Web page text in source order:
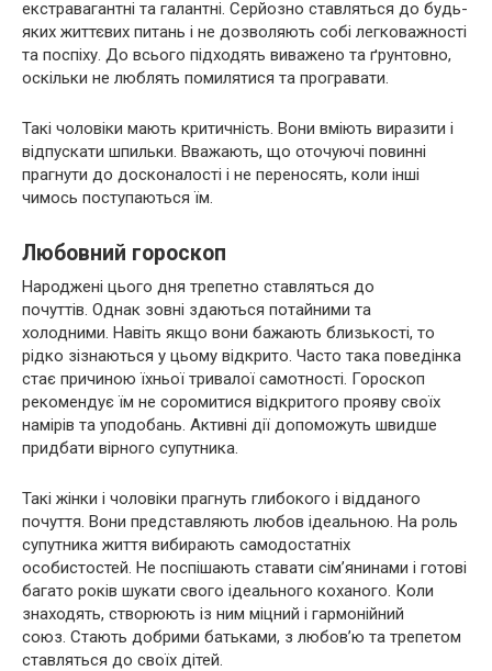
екстравагантні та галантні. Серйозно ставляться до будь-
яких життєвих питань і не дозволяють собі легковажності
та поспіху. До всього підходять виважено та ґрунтовно,
оскільки не люблять помилятися та програвати.
Такі чоловіки мають критичність. Вони вміють виразити і
відпускати шпильки. Вважають, що оточуючі повинні
прагнути до досконалості і не переносять, коли інші
чимось поступаються їм.
Любовний гороскоп
Народжені цього дня трепетно ​​ставляться до
почуттів. Однак зовні здаються потайними та
холодними. Навіть якщо вони бажають близькості, то
рідко зізнаються у цьому відкрито. Часто така поведінка
стає причиною їхньої тривалої самотності. Гороскоп
рекомендує їм не соромитися відкритого прояву своїх
намірів та уподобань. Активні дії допоможуть швидше
придбати вірного супутника.
Такі жінки і чоловіки прагнуть глибокого і відданого
почуття. Вони представляють любов ідеальною. На роль
супутника життя вибирають самодостатніх
особистостей. Не поспішають ставати сім’янинами і готові
багато років шукати свого ідеального коханого. Коли
знаходять, створюють із ним міцний і гармонійний
союз. Стають добрими батьками, з любов’ю та трепетом
ставляться до своїх дітей.